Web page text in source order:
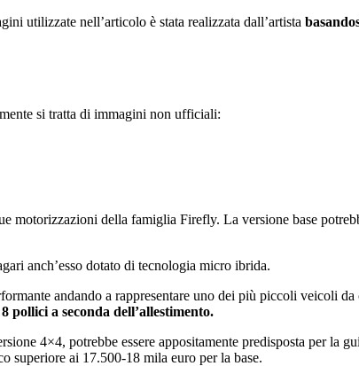
utilizzate nell’articolo è stata realizzata dall’artista
si tratta di immagini non ufficiali:
motorizzazioni della famiglia Firefly. La versione base
anch’esso dotato di tecnologia micro ibrida.
andando a rappresentare uno dei più piccoli veicoli
pollici a seconda dell’allestimento.
4×4, potrebbe essere appositamente predisposta per la
superiore ai 17.500-18 mila euro per la base.